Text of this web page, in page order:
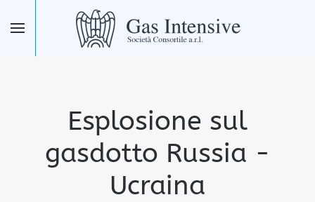
Skip to main content
Esplosione sul
gasdotto Russia -
Ucraina